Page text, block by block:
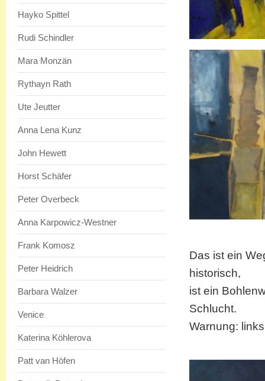
Hayko Spittel
Rudi Schindler
Mara Monzän
Rythayn Rath
Ute Jeutter
Anna Lena Kunz
John Hewett
Horst Schäfer
Peter Overbeck
Anna Karpowicz-Westner
Frank Komosz
Peter Heidrich
Barbara Walzer
Venice
Katerina Köhlerova
Patt van Höfen
Das ist ein
historisch,
ist ein
Schlucht.
Warnung: